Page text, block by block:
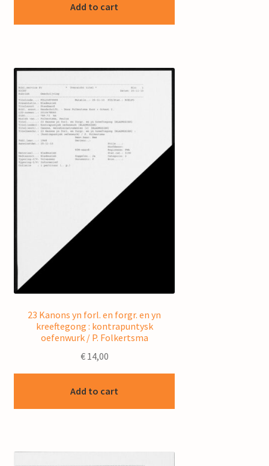
Add to cart
23 Kanons yn forl. en forgr. en yn
kreeftegong : kontrapuntysk
oefenwurk / P. Folkertsma
€14,00
Add to cart